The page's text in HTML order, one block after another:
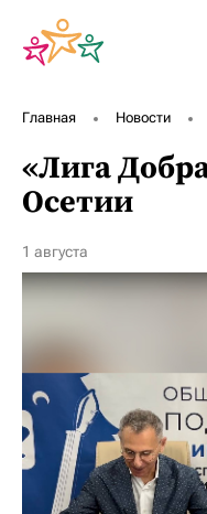
Благодарности
Контакты
Главная Новости
«Лига
Осетии
1 августа